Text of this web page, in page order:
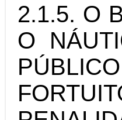
2.1.5. O
O